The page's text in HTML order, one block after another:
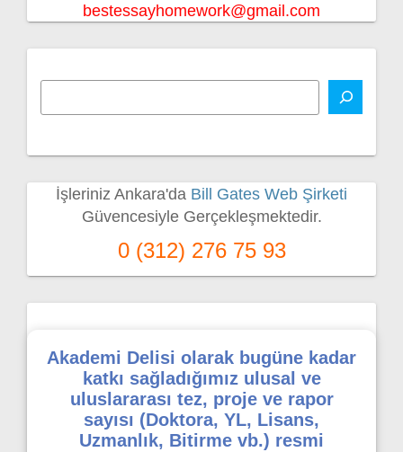
bestessayhomework@gmail.com
İşleriniz Ankara'da Bill Gates Web Şirketi
Güvencesiyle Gerçekleşmektedir.
0 (312) 276 75 93
Akademi Delisi olarak bugüne kadar
katkı sağladığımız ulusal ve
uluslararası tez, proje ve rapor
sayısı (Doktora, YL, Lisans,
Uzmanlık, Bitirme vb.) resmi